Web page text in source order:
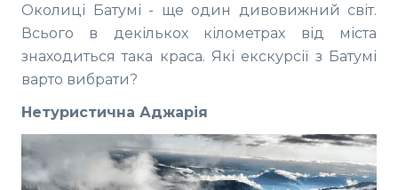
Околиці Батумі - ще один дивовижний світ.
Всього в декількох кілометрах від міста
знаходиться така краса. Які екскурсії з Батумі
варто вибрати?
Нетуристична Аджарія